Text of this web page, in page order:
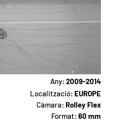
Any: 2009-2014
Localització: EUROPE
Càmara: Rolley Flex
Format: 60 mm